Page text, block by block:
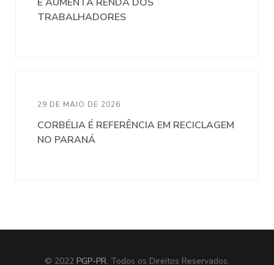
TRABALHADORES
29 DE MAIO DE 2026
CORBÉLIA É REFERÊNCIA EM RECICLAGEM
NO PARANÁ
© 2022 PGP-PR, Todos os Direitos Reservados.